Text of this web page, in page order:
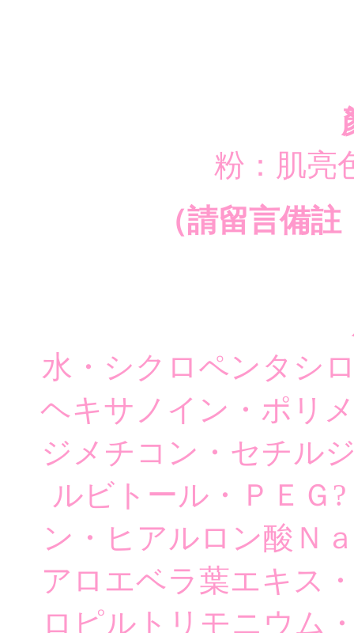
粉：肌亮
（請留言備
水・シクロペンタシ
ヘキサノイン・ポリ
ジメチコン・セチル
ルビトール・ＰＥＧ
ン・ヒアルロン酸Ｎ
アロエベラ葉エキス
ロピルトリモニウム